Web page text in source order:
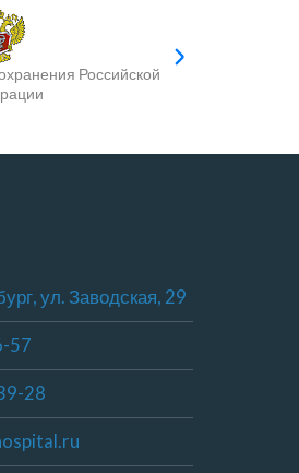
Российской
ул. Заводская, 29
57
28